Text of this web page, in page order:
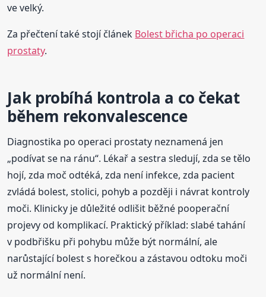
ve velký.
Za přečtení také stojí článek Bolest břicha po operaci
prostaty.
Jak probíhá kontrola a co čekat
během rekonvalescence
Diagnostika po operaci prostaty neznamená jen
„podívat se na ránu“. Lékař a sestra sledují, zda se tělo
hojí, zda moč odtéká, zda není infekce, zda pacient
zvládá bolest, stolici, pohyb a později i návrat kontroly
moči. Klinicky je důležité odlišit běžné pooperační
projevy od komplikací. Praktický příklad: slabé tahání
v podbřišku při pohybu může být normální, ale
narůstající bolest s horečkou a zástavou odtoku moči
už normální není.